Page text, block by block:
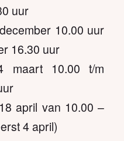
uur
10.00 uur
16.30 uur
maart 10.00 t/m
april van 10.00 –
4 april)